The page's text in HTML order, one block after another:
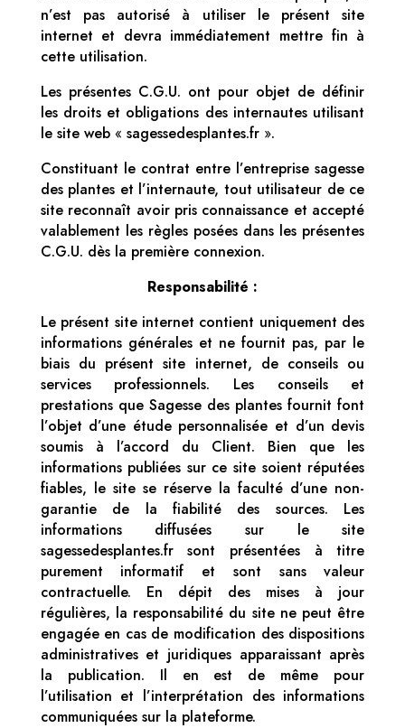
n’est pas autorisé à utiliser le présent site
internet et devra immédiatement mettre fin à
cette utilisation.
Les présentes C.G.U. ont pour objet de définir
les droits et obligations des internautes utilisant
le site web « sagessedesplantes.fr ».
Constituant le contrat entre l’entreprise sagesse
des plantes et l’internaute, tout utilisateur de ce
site reconnaît avoir pris connaissance et accepté
valablement les règles posées dans les présentes
C.G.U. dès la première connexion.
Responsabilité :
Le présent site internet contient uniquement des
informations générales et ne fournit pas, par le
biais du présent site internet, de conseils ou
services professionnels. Les conseils et
prestations que Sagesse des plantes fournit font
l’objet d’une étude personnalisée et d’un devis
soumis à l’accord du Client. Bien que les
informations publiées sur ce site soient réputées
fiables, le site se réserve la faculté d’une non-
garantie de la fiabilité des sources. Les
informations diffusées sur le site
sagessedesplantes.fr sont présentées à titre
purement informatif et sont sans valeur
contractuelle. En dépit des mises à jour
régulières, la responsabilité du site ne peut être
engagée en cas de modification des dispositions
administratives et juridiques apparaissant après
la publication. Il en est de même pour
l’utilisation et l’interprétation des informations
communiquées sur la plateforme.